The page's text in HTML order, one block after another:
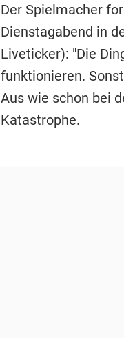
Der Spielmacher
Dienstagabend in
Liveticker): "Die
funktionieren.
Aus wie schon bei
Katastrophe.